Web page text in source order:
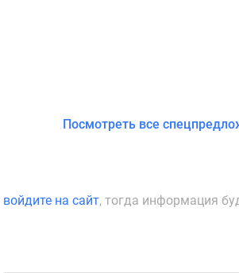
Посмотреть все
войдите на сайт, тогда информация